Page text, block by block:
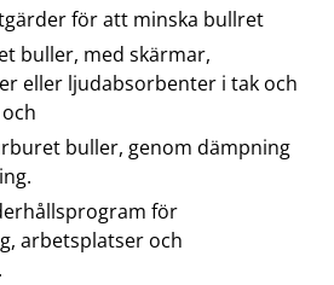
för att minska bullret
buller, med skärmar,
eller ljudabsorbenter i tak och
buller, genom dämpning
för
arbetsplatser och